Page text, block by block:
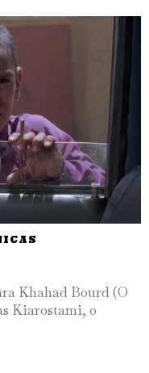
Khahad Bourd (O
Kiarostami, o